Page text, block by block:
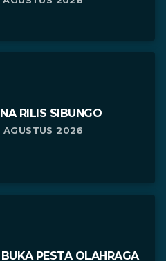
RILIS SIBUNGO
AGUSTUS 2026
PESTA OLAHRAGA